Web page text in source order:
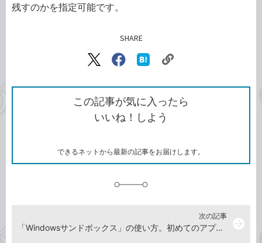
残すのかを指定可能です。
SHARE
X（旧
で
シ
ェ
ア
Facebook
シ
ェ
ア
な
ブ
ッ
ク
ク
ク
を
コ
この記事が気に入ったら
いいね！しよう
できるネットから最新の記事をお届けします。
次の記事
「Windowsサンドボックス」の使い方。初めてのアプリを安全な環境で試せる！【Windows Tips】